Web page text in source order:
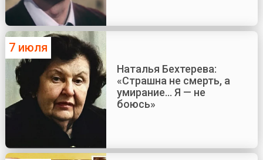
7 июля
Наталья Бехтерева:
«Страшна не смерть, а
умирание... Я — не
боюсь»